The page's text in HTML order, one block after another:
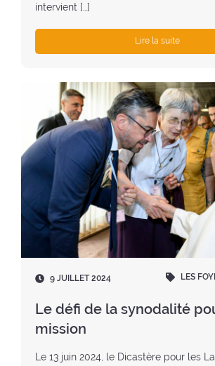
intervient […]
Lire la suite
D
t
:
9 JUILLET 2024 LES
Le défi de la synodalité
mission
Le 13 juin 2024, le Dicastère pour les